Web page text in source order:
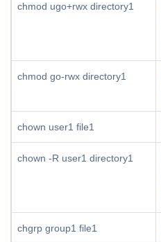
chmod ugo+rwx directory1
chmod go-rwx directory1
chown user1 file1
chown -R user1 directory1
chgrp group1 file1